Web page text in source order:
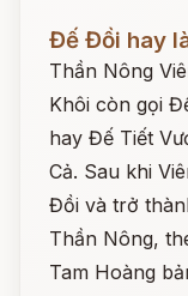
Đọc ngay
Đế Đồi hay
Thần Nông
Khôi còn gọi
hay Đế Tiết
Cả. Sau khi
Đồi và trở
Thần Nông,
Tam Hoàng